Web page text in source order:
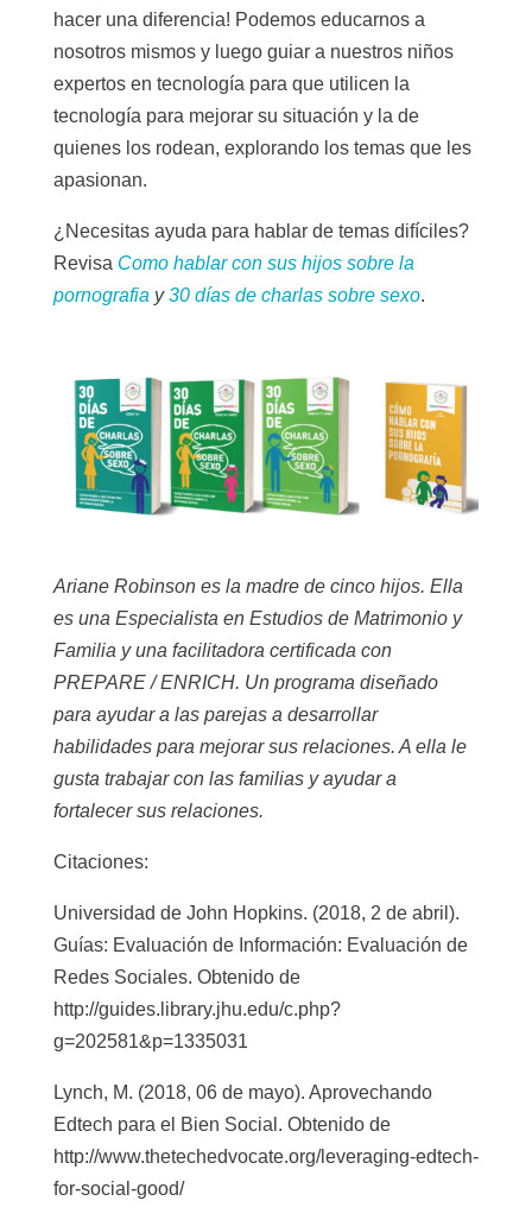
hacer una diferencia! Podemos educarnos a
nosotros mismos y luego guiar a nuestros niños
expertos en tecnología para que utilicen la
tecnología para mejorar su situación y la de
quienes los rodean, explorando los temas que les
apasionan.
¿Necesitas ayuda para hablar de temas difíciles?
Revisa Como hablar con sus hijos sobre la
pornografia y30 días de charlas sobre sexo.
Ariane Robinson es la madre de cinco hijos. Ella
es una Especialista en Estudios de Matrimonio y
Familia y una facilitadora certificada con
PREPARE / ENRICH. Un programa diseñado
para ayudar a las parejas a desarrollar
habilidades para mejorar sus relaciones. A ella le
gusta trabajar con las familias y ayudar a
fortalecer sus relaciones.
Citaciones:
Universidad de John Hopkins. (2018, 2 de abril).
Guías: Evaluación de Información: Evaluación de
Redes Sociales. Obtenido de
http://guides.library.jhu.edu/c.php?
g=202581&p=1335031
Lynch, M. (2018, 06 de mayo). Aprovechando
Edtech para el Bien Social. Obtenido de
http://www.thetechedvocate.org/leveraging-edtech-
for-social-good/